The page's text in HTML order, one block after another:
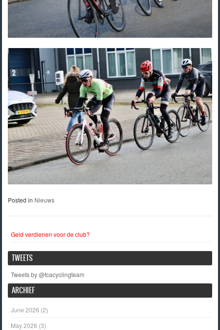
Posted in Nieuws
Geld verdienen voor de club?
TWEETS
Tweets by @fcacyclingteam
ARCHIEF
June 2026 (2)
May 2026 (3)